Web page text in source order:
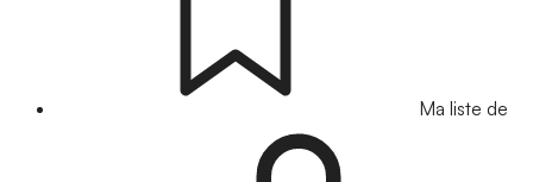
Ma liste de